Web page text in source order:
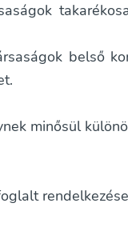
belső
minősül